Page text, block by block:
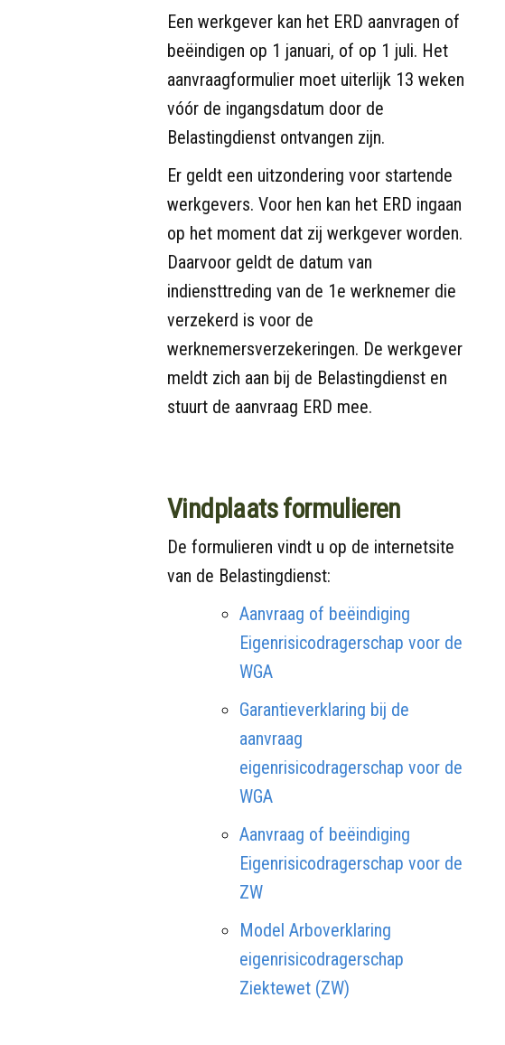
Een werkgever kan het ERD aanvragen of
beëindigen op 1 januari, of op 1 juli. Het
aanvraagformulier moet uiterlijk 13 weken
vóór de ingangsdatum door de
Belastingdienst ontvangen zijn.
Er geldt een uitzondering voor startende
werkgevers. Voor hen kan het ERD ingaan
op het moment dat zij werkgever worden.
Daarvoor geldt de datum van
indiensttreding van de 1e werknemer die
verzekerd is voor de
werknemersverzekeringen. De werkgever
meldt zich aan bij de Belastingdienst en
stuurt de aanvraag ERD mee.
Vindplaats formulieren
De formulieren vindt u op de internetsite
van de Belastingdienst:
Aanvraag of beëindiging
Eigenrisicodragerschap voor de
WGA
Garantieverklaring bij de
aanvraag
eigenrisicodragerschap voor de
WGA
Aanvraag of beëindiging
Eigenrisicodragerschap voor de
ZW
Model Arboverklaring
eigenrisicodragerschap
Ziektewet (ZW)